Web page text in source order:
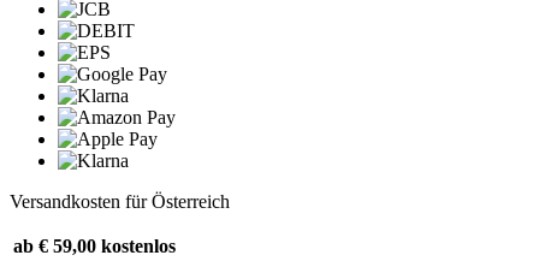
Versandkosten für Österreich
ab € 59,00 kostenlos